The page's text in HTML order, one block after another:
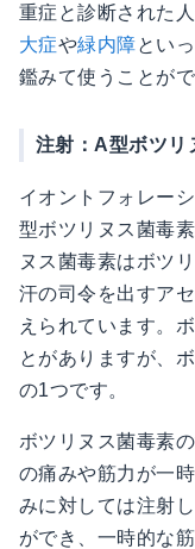
重症と診断された
大症や緑内障とい
鑑みて使うことがで
注射：A型ボツリ
イオントフォレー
型ボツリヌス菌毒
ヌス菌毒素はボツ
汗の司令を出すア
えられています。
とがありますが、
の1つです。
ボツリヌス菌毒素
の痛みや筋力が一
みに対しては注射
ができ、一時的な